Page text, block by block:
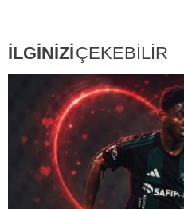
İLGİNİZİÇEKEBİLİR